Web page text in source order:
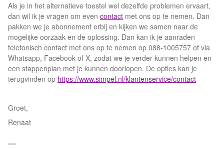
Als je in het alternatieve toestel wel dezelfde problemen ervaart,
dan wil ik je vragen om even contact met ons op te nemen. Dan
pakken we je abonnement erbij en kijken we samen naar de
mogelijke oorzaak en de oplossing. Dan kan ik je aanraden
telefonisch contact met ons op te nemen op 088-1005757 of via
Whatsapp, Facebook of X, zodat we je verder kunnen helpen en
een stappenplan met je kunnen doorlopen. De opties kan je
terugvinden op https://www.simpel.nl/klantenservice/contact
Groet,
Renaat